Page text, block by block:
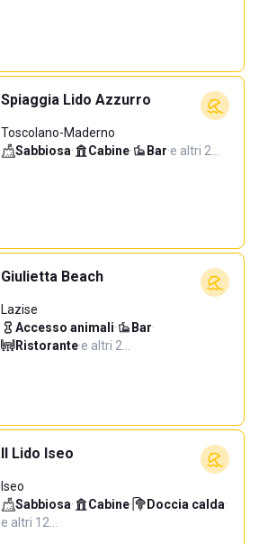
Spiaggia Lido Azzurro
Toscolano-Maderno
Sabbiosa· Cabine· Bar·e altri 2…
Giulietta Beach
Lazise
Accesso animali· Bar·
Ristorante·e altri 2…
Il Lido Iseo
Iseo
Sabbiosa· Cabine· Doccia calda·
e altri 12…